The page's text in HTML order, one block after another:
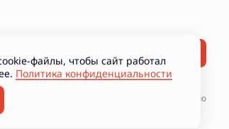
материалов
Разработано
файлы, чтобы сайт работал
Политика конфиденциальности